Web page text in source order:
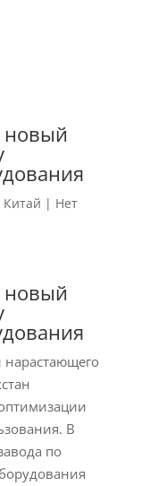
новый
Китай | Нет
новый
нарастающего
В
по